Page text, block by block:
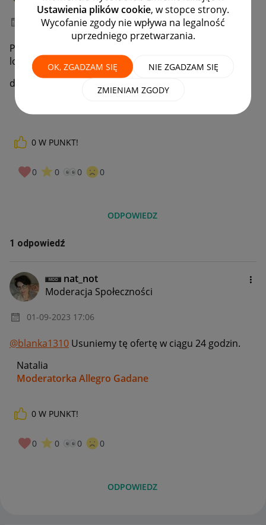
Ustawienia plików cookie, w stopce strony.
Wycofanie zgody nie wpływa na legalność
uprzedniego przetwarzania.
OK, ZGADZAM SIĘ NIE ZGADZAM SIĘ
ZMIENIAM ZGODY
‎01-09-2023 16:56
Proszę o trwałe usunięcie oferty z archiwum allegro
lokalnie
df2046cd-1b68-4bea-aa72-964d666f1954
0 W PUNKT!
0 0 0 0
ODPOWIEDZ
1 odpowiedź
nat_not
Moderacja Społeczności
‎01-09-2023 17:06
@blanka1310 Usuniemy tę ofertę w ciągu 24 godzin.
Natalia
Moderatorka Allegro Gadane
0 W PUNKT!
0 0 0 0
ODPOWIEDZ